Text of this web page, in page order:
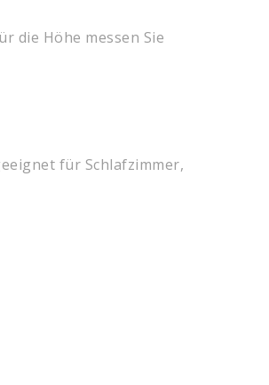
die Höhe messen Sie
für Schlafzimmer,